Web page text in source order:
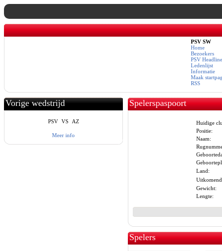
PSV SW
Home
Bezoekers
PSV
Ledenlijst
Informatie
Maak
RSS
Vorige wedstrijd
PSV VS AZ
Meer info
Spelerspaspoort
Huidige
Positie:
Naam:
Land:
Gewicht:
Lengte:
Spelers